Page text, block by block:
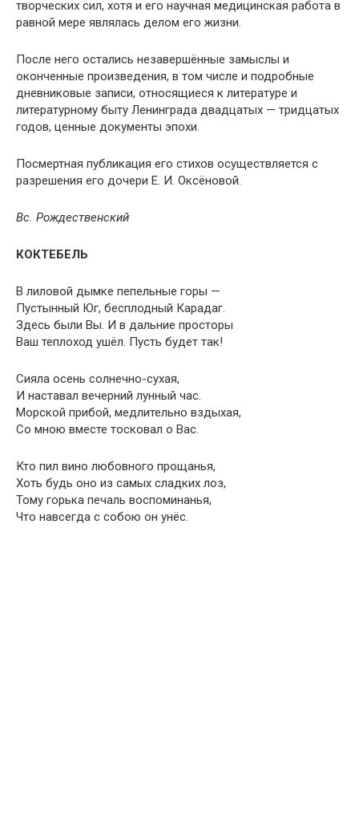
творческих сил, хотя и его научная медицинская работа в
равной мере являлась делом его жизни.
После него остались незавершённые замыслы и
оконченные произведения, в том числе и подробные
дневниковые записи, относящиеся к литературе и
литературному быту Ленинграда двадцатых — тридцатых
годов, ценные документы эпохи.
Посмертная публикация его стихов осуществляется с
разрешения его дочери Е. И. Оксёновой.
Вс. Рождественский
КОКТЕБЕЛЬ
В лиловой дымке пепельные горы —
Пустынный Юг, бесплодный Карадаг.
Здесь были Вы. И в дальние просторы
Ваш теплоход ушёл. Пусть будет так!
Сияла осень солнечно-сухая,
И наставал вечерний лунный час.
Морской прибой, медлительно вздыхая,
Со мною вместе тосковал о Вас.
Кто пил вино любовного прощанья,
Хоть будь оно из самых сладких лоз,
Тому горька печаль воспоминанья,
Что навсегда с собою он унёс.